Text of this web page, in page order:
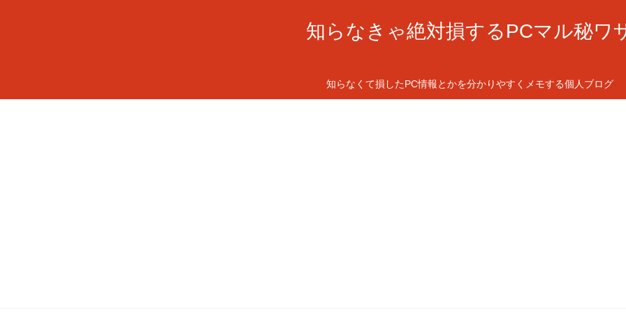
知らなきゃ絶対損するPCマル秘ワ
知らなくて損したPC情報とかを分かりやすくメモする個人ブログ